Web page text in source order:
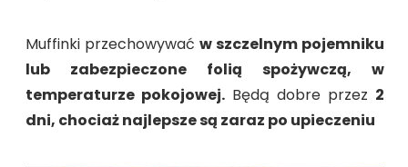
Muffinki przechowywać w szczelnym pojemniku
lub zabezpieczone folią spożywczą, w
temperaturze pokojowej. Będą dobre przez 2
dni, chociaż najlepsze są zaraz po upieczeniu